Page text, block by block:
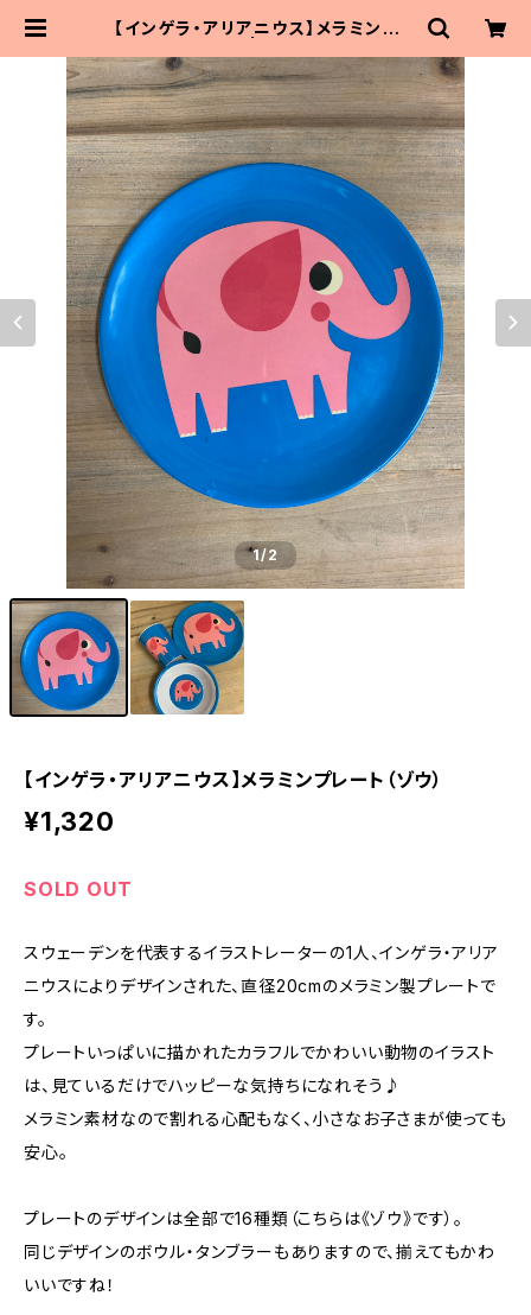
【インゲラ・アリアニウス】メラミンプレ
1/2
【インゲラ・アリアニウス】メラミンプレート（ゾウ）
¥1,320
SOLD OUT
スウェーデンを代表するイラストレーターの1人、インゲラ・アリア
ニウスによりデザインされた、直径20cmのメラミン製プレートで
す。
プレートいっぱいに描かれたカラフルでかわいい動物のイラスト
は、見ているだけでハッピーな気持ちになれそう♪
メラミン素材なので割れる心配もなく、小さなお子さまが使っても
安心。
プレートのデザインは全部で16種類（こちらは《ゾウ》です）。
同じデザインのボウル・タンブラーもありますので、揃えてもかわ
いいですね！